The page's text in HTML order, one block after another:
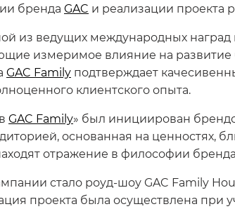
бренда GAC и реализации проекта
из ведущих международных
измеримое влияние на
GAC Family подтверждает
клиентского опыта.
GAC Family» был инициирован
основанная на ценностях,
отражение в философии
стало роуд-шоу GAC Family
проекта была осуществлена при